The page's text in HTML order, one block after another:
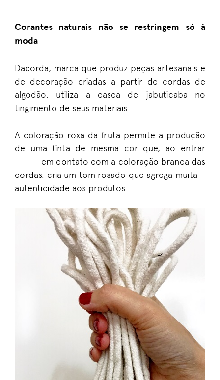
Corantes naturais não se restringem só à
moda
Dacorda, marca que produz peças artesanais e
de decoração criadas a partir de cordas de
algodão, utiliza a casca de jabuticaba no
tingimento de seus materiais.
A coloração roxa da fruta permite a produção
de uma tinta de mesma cor que, ao entrar
em contato com a coloração branca das
cordas, cria um tom rosado que agrega muita
autenticidade aos produtos.